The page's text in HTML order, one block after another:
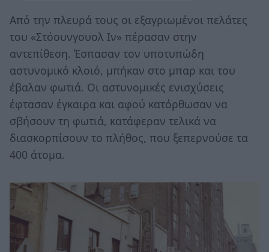
Από την πλευρά τους οι εξαγριωμένοι πελάτες
του «Στόουνγουολ Ιν» πέρασαν στην
αντεπίθεση. Έσπασαν τον υποτυπώδη
αστυνομικό κλοιό, μπήκαν στο μπαρ και του
έβαλαν φωτιά. Οι αστυνομικές ενισχύσεις
έφτασαν έγκαιρα και αφού κατόρθωσαν να
σβήσουν τη φωτιά, κατάφεραν τελικά να
διασκορπίσουν το πλήθος, που ξεπερνούσε τα
400 άτομα.